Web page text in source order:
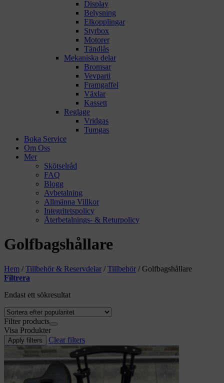
Display
Belysning
Elkopplingar
Styrbox
Motorer
Tändlås
Mekaniska delar
Bromsar
Vevparti
Framgaffel
Växlar
Kassett
Reglage
Vridgas
Tumgas
Boka Service
Om Oss
Mer
Skötselråd
FAQ
Blogg
Avbetalning
Allmänna Villkor
Integritetspolicy
Återbetalnings- & Returpolicy
Golfbagshållare
Hem / Tillbehör & Reservdelar / Tillbehör / Golfbagshållare
Filtrera
Endast ett sökresultat
Filter products
Visa Produkter
Apply filters Clear filters